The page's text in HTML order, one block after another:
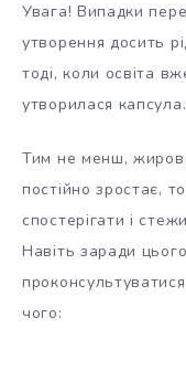
Увага! Випадки
утворення досить
тоді, коли освіта
утворилася капсула.
Тим не менш,
постійно зростає,
спостерігати і
Навіть заради
чого: